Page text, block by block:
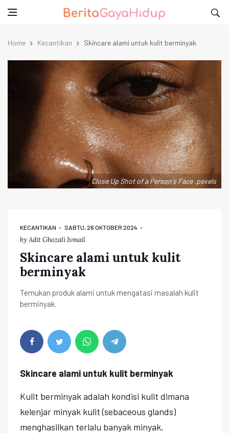
Home Kecantikan Skincare alami untuk kulit berminyak
Close Up Shot of a Person's Face .pexels
KECANTIKAN SABTU, 26 OKTOBER 2024
by Adit Ghozali Ismail
Skincare alami untuk kulit
berminyak
Temukan produk alami untuk mengatasi masalah kulit
berminyak.
Skincare alami untuk kulit berminyak
Kulit berminyak adalah kondisi kulit dimana
kelenjar minyak kulit (sebaceous glands)
menghasilkan terlalu banyak minyak,